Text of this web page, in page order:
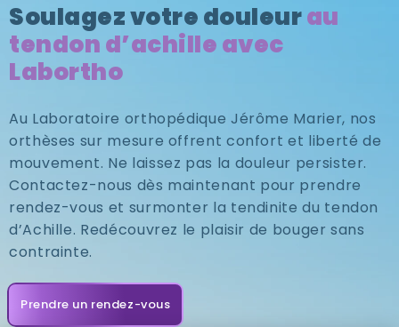
Soulagez votre douleurau
tendon d’achille avec
Labortho
Au Laboratoire orthopédique Jérôme Marier, nos
orthèses sur mesure offrent confort et liberté de
mouvement. Ne laissez pas la douleur persister.
Contactez-nous dès maintenant pour prendre
rendez-vous et surmonter la tendinite du tendon
d’Achille. Redécouvrez le plaisir de bouger sans
contrainte.
Prendre un rendez-vous